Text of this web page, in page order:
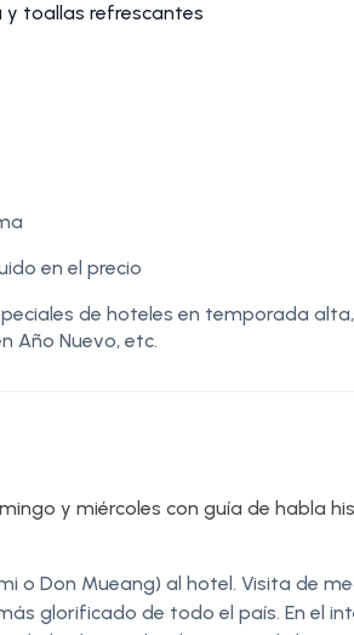
y toallas refrescantes
en el precio
de hoteles en temporada
Año Nuevo, etc.
y miércoles con guía de habla
o Don Mueang) al hotel. Visita de
glorificado de todo el país. En el